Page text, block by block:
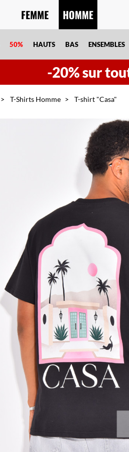
-20% sur
FEMME HOMME
50% HAUTS BAS ENSEMBLES
T-Shirts Homme T-shirt "Casa"